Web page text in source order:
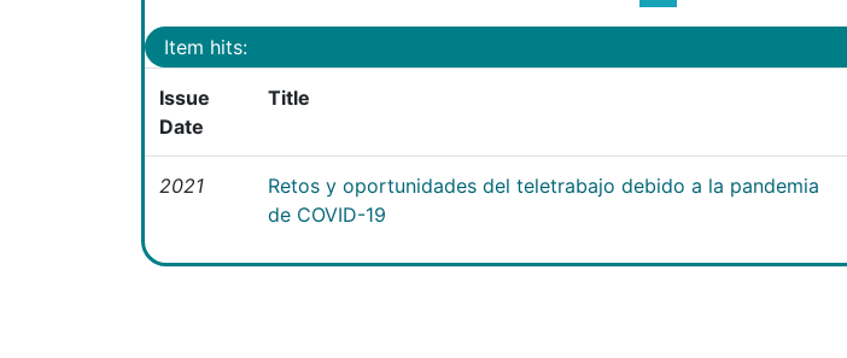
Item hits:
Issue
Date
Title
2021
Retos y oportunidades del teletrabajo debido a la pandemia
de COVID-19